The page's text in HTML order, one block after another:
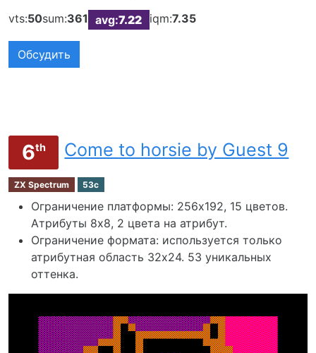
vts:50sum:361 avg:7.22 iqm:7.35
Обсудить
6th Come to horsie by Guest 9
ZX Spectrum 53c
Ограничение платформы: 256х192, 15 цветов.
Атрибуты 8x8, 2 цвета на атрибут.
Ограничение формата: используется только
атрибутная область 32х24. 53 уникальных
оттенка.